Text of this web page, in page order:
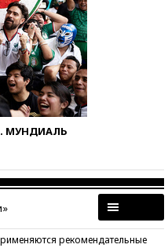
МУНДИАЛЬ
рекомендательные